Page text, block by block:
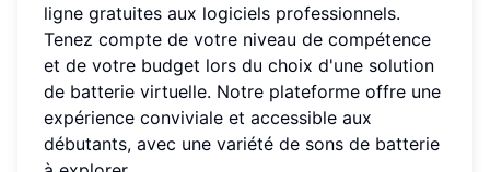
ligne gratuites aux logiciels professionnels.
Tenez compte de votre niveau de compétence
et de votre budget lors du choix d'une solution
de batterie virtuelle. Notre plateforme offre une
expérience conviviale et accessible aux
débutants, avec une variété de sons de batterie